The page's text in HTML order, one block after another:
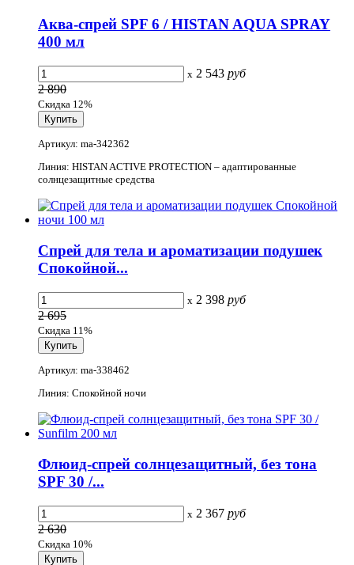
Аква-спрей SPF 6 / HISTAN AQUA SPRAY
400 мл
x 2 543 руб
2 890
Скидка 12%
Артикул: ma-342362
Линия: HISTAN ACTIVE PROTECTION – адаптированные
солнцезащитные средства
Спрей для тела и ароматизации подушек
Спокойной...
x 2 398 руб
2 695
Скидка 11%
Артикул: ma-338462
Линия: Спокойной ночи
Флюид-спрей солнцезащитный, без тона
SPF 30 /...
x 2 367 руб
2 630
Скидка 10%